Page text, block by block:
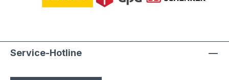
Service-Hotline